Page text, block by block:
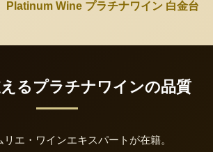
Platinum Wine プラチナワイン 白金台
るプラチナワインの品質
エ・ワインエキスパートが在籍。